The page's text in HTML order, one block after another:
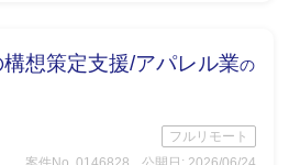
レベルを教え、学生に興味を持たせ
想策定支援/アパレル業の
フルリモート